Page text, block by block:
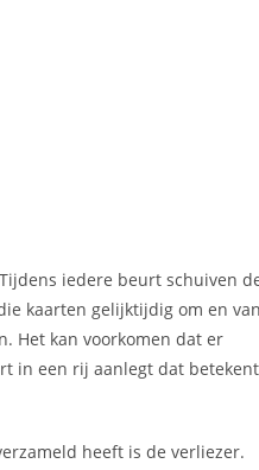
iedere beurt schuiven
kaarten gelijktijdig om en
Het kan voorkomen dat er
in een rij aanlegt dat betekent
heeft is de verliezer.